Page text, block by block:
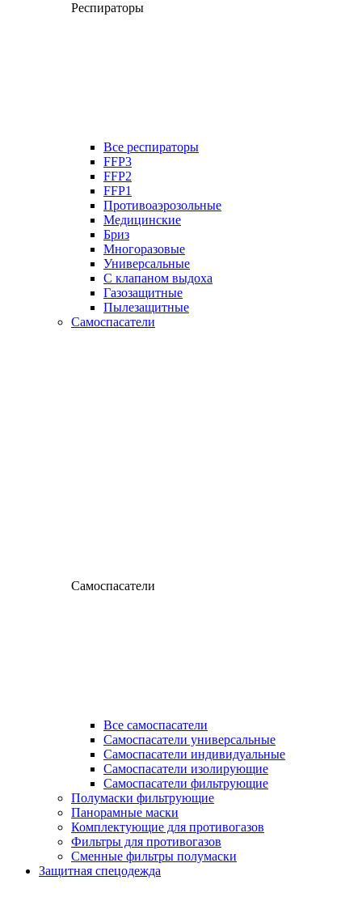
Респираторы
Все респираторы
FFP3
FFP2
FFP1
Противоаэрозольные
Медицинские
Бриз
Многоразовые
Универсальные
С клапаном выдоха
Газозащитные
Пылезащитные
Самоспасатели
Самоспасатели
Все самоспасатели
Самоспасатели универсальные
Самоспасатели индивидуальные
Самоспасатели изолирующие
Самоспасатели фильтрующие
Полумаски фильтрующие
Панорамные маски
Комплектующие для противогазов
Фильтры для противогазов
Сменные фильтры полумаски
Защитная спецодежда